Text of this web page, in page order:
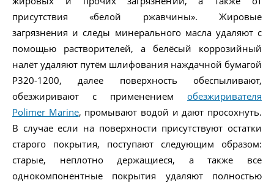
присутствия «белой ржавчины». Жировые
загрязнения и следы минерального масла удаляют с
помощью растворителей, а белёсый коррозийный
налёт удаляют путём шлифования наждачной бумагой
Р320-1200, далее поверхность обеспыливают,
обезжиривают с применением обезжиривателя
Polimer Marine, промывают водой и дают просохнуть.
В случае если на поверхности присутствуют остатки
старого покрытия, поступают следующим образом:
старые, неплотно держащиеся, а также все
однокомпонентные покрытия удаляют полностью